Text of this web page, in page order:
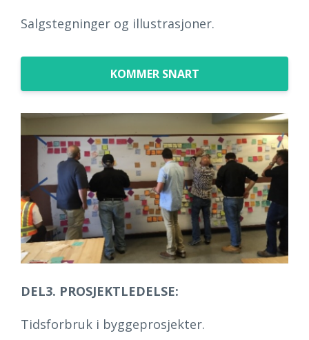
Salgstegninger og illustrasjoner.
KOMMER SNART
DEL3. PROSJEKTLEDELSE:
Tidsforbruk i byggeprosjekter.